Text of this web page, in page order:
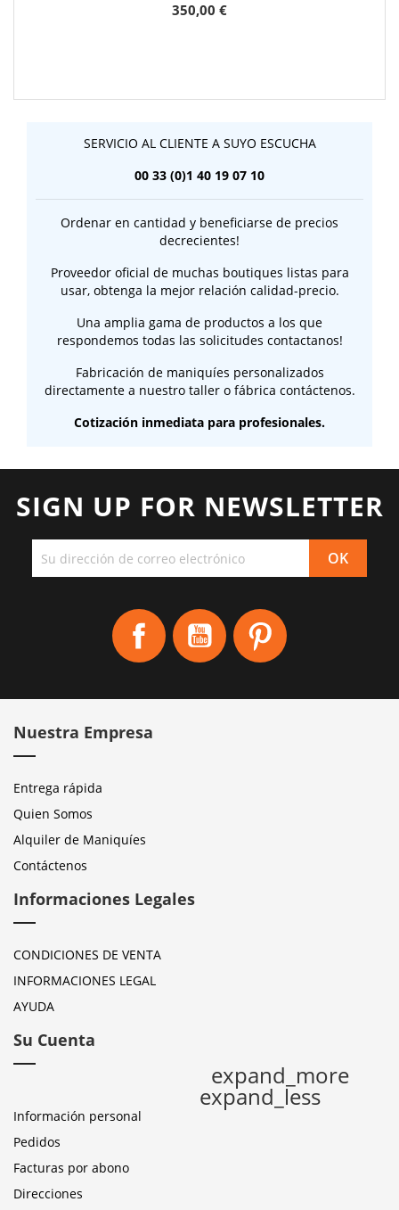
350,00 €
SERVICIO AL CLIENTE A SUYO ESCUCHA
00 33 (0)1 40 19 07 10
Ordenar en cantidad y beneficiarse de precios
decrecientes!
Proveedor oficial de muchas boutiques listas para
usar, obtenga la mejor relación calidad-precio.
Una amplia gama de productos a los que
respondemos todas las solicitudes contactanos!
Fabricación de maniquíes personalizados
directamente a nuestro taller o fábrica contáctenos.
Cotización inmediata para profesionales.
SIGN UP FOR NEWSLETTER
Facebook YouTube
Nuestra Empresa
Entrega rápida
Quien Somos
Alquiler de Maniquíes
Contáctenos
Informaciones Legales
CONDICIONES DE VENTA
INFORMACIONES LEGAL
AYUDA
Su Cuenta
expand_more
expand_less
Información personal
Pedidos
Facturas por abono
Direcciones